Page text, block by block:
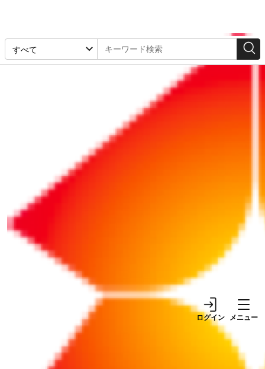
ログイン メニュー
「財形貯蓄」の検索結果
リポート
2026/07/07
退職金が少なければ財形
貯蓄やiDeCo＋でカバ
ー！/人生100年時代の退
職金制度（3）
企業年金や職場つみたて
NISAなど、社員自身が
運用できる資産形成の制
週間ランキング